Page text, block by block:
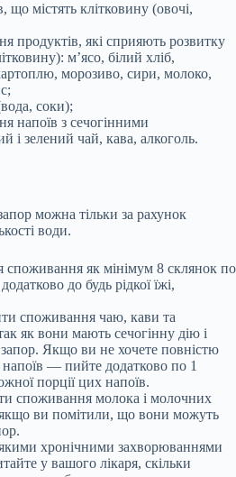
що містять клітковину (овочі,
продуктів, які сприяють розвитку
м’ясо, білий хліб,
морозиво, сири, молоко,
соки);
напоїв з сечогінними
і зелений чай, кава, алкоголь.
можна тільки за рахунок
води.
споживання як мінімум 8 склянок по
до будь рідкої їжі,
споживання чаю, кави та
як вони мають сечогінну дію і
Якщо ви не хочете повністю
напоїв — пийте додатково по 1
порції цих напоїв.
споживання молока і молочних
ви помітили, що вони можуть
хронічними захворюваннями
у вашого лікаря, скільки